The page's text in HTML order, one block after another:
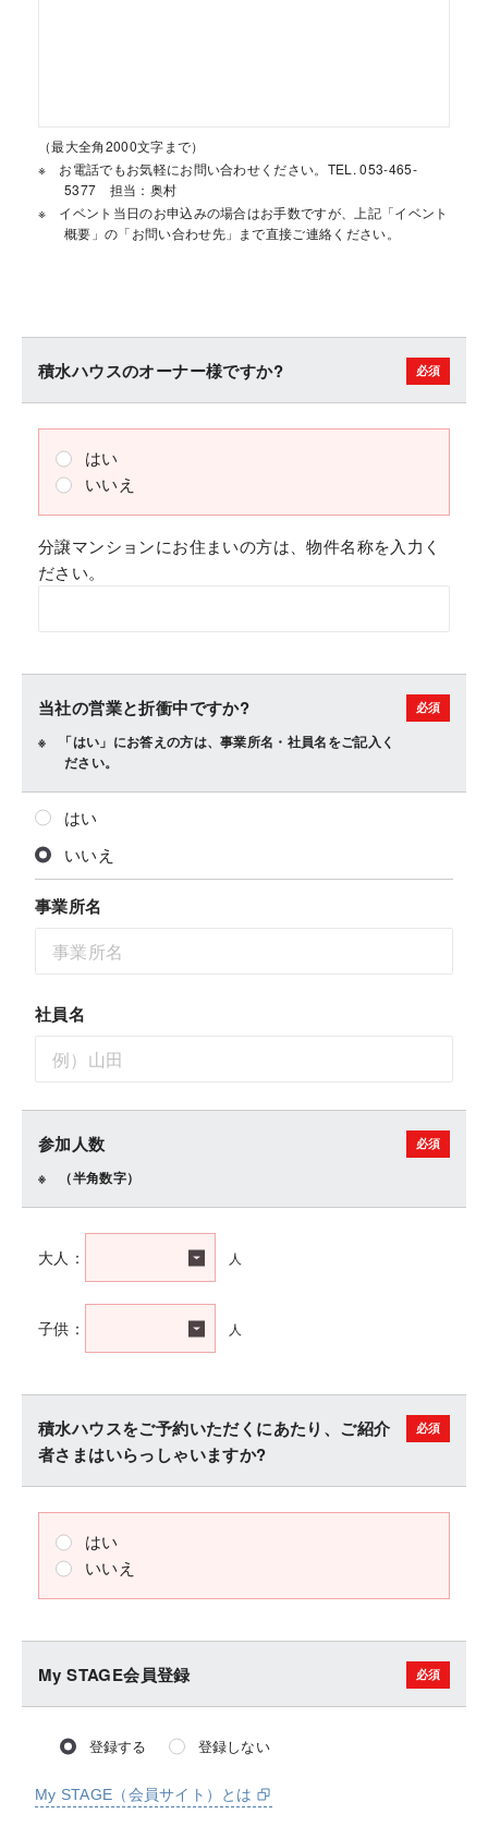
（最大全角2000文字まで）
お電話でもお気軽にお問い合わせください。TEL. 053-465-
5377 担当：奥村
イベント当日のお申込みの場合はお手数ですが、上記「イベント
概要」の「お問い合わせ先」まで直接ご連絡ください。
積水ハウスのオーナー様ですか?
はい
いいえ
分譲マンションにお住まいの方は、物件名称を入力く
ださい。
当社の営業と折衝中ですか?
「はい」にお答えの方は、事業所名・社員名をご記入く
ださい。
はい
いいえ
事業所名
社員名
参加人数
（半角数字）
大人： 人
子供： 人
積水ハウスをご予約いただくにあたり、ご紹介
者さまはいらっしゃいますか?
はい
いいえ
My STAGE会員登録
登録する 登録しない
My STAGE（会員サイト）とは